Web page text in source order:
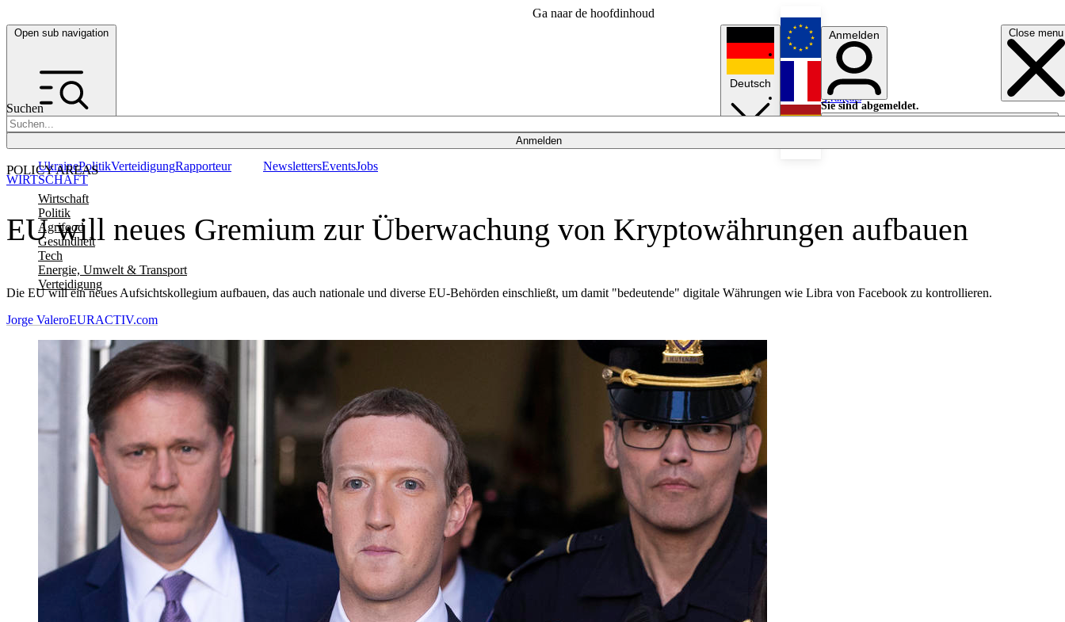
Ga naar de hoofdinhoud
Open sub navigation Close menu
Suchen
Anmelden
POLICY AREAS
Wirtschaft
Politik
Agrifood
Gesundheit
Tech
Energie, Umwelt & Transport
Verteidigung
UkrainePolitikVerteidigungRapporteur NewslettersEventsJobs
Deutsch
English
Français
Anmelden
Sie sind abgemeldet.
Anmelden
Licht aus
EU will neues Gremium zur Überwachung von Kryptowährungen aufbauen
Die EU will ein neues Aufsichtskollegium aufbauen, das auch nationale und diverse EU-Behörden einschließt, um damit "bedeutende" digitale Währungen wie Libra von Facebook zu kontrollieren.
WIRTSCHAFT
Jorge ValeroEURACTIV.com